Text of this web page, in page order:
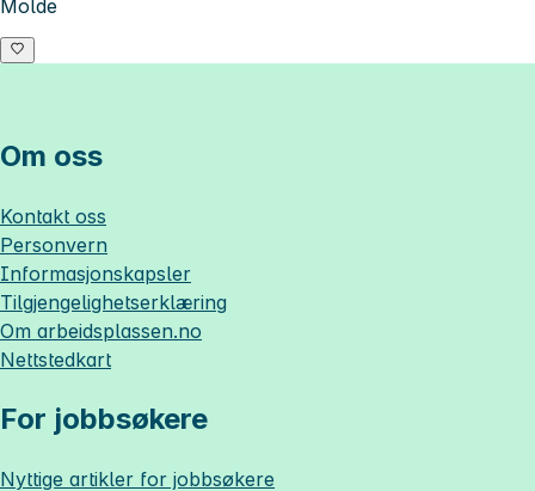
Molde
Om oss
Kontakt oss
Personvern
Informasjonskapsler
Tilgjengelighetserklæring
Om arbeidsplassen.no
Nettstedkart
For jobbsøkere
Nyttige artikler for jobbsøkere